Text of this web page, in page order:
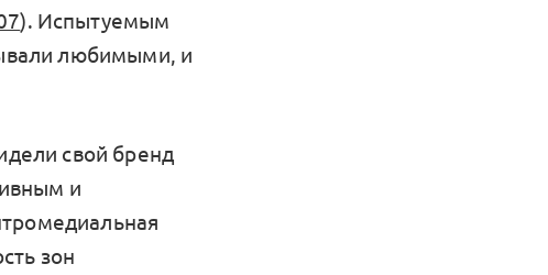
). Испытуемым
любимыми, и
свой бренд
и
зон